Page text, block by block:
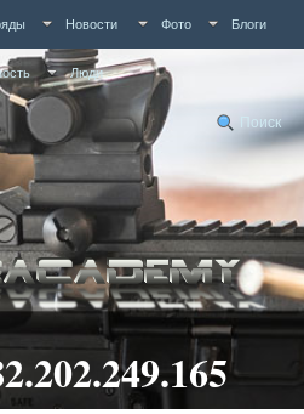
Новости Фото Блоги
Люди
Поиск